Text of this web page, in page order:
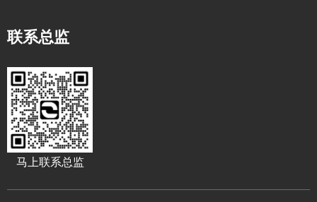
联系总监
马上联系总监